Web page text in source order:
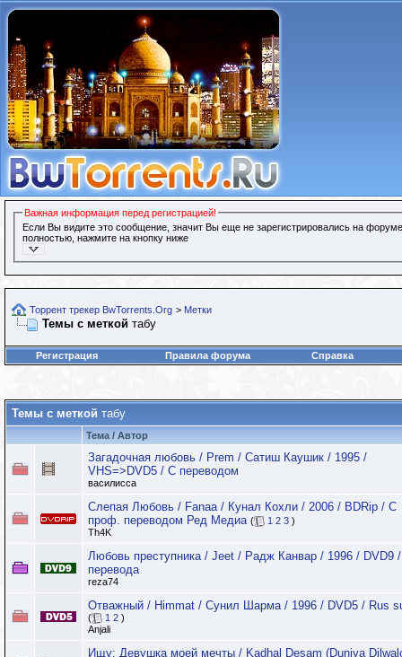
Важная информация перед регистрацией!
Если Вы видите это сообщение, значит Вы еще не зарегистрировались на
полностью, нажмите на кнопку ниже
Торрент трекер BwTorrents.Org > Метки
Темы с меткой табу
Регистрация Правила форума Справка
Темы с меткой табу
Тема / Автор
Загадочная любовь / Prem / Сатиш Каушик / 1995 /
VHS=>DVD5 / С переводом
василисса
Слепая Любовь / Fanaa / Кунал Кохли / 2006 / BDRip / С
проф. переводом Ред Медиа ( 1 2 3 )
Th4K
Любовь преступника / Jeet / Радж Канвар / 1996 / DVD9
перевода
reza74
Отважный / Himmat / Сунил Шарма / 1996 / DVD5 / Rus
( 1 2 )
Anjali
Ищу: Девушка моей мечты / Kadhal Desam (Duniya